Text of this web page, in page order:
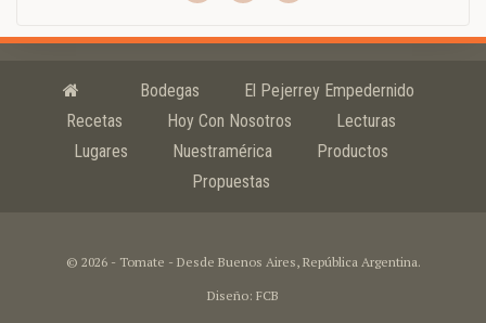
Bodegas
El Pejerrey Empedernido
Recetas
Hoy Con Nosotros
Lecturas
Lugares
Nuestramérica
Productos
Propuestas
© 2026 - Tomate - Desde Buenos Aires, República Argentina.
Diseño: FCB